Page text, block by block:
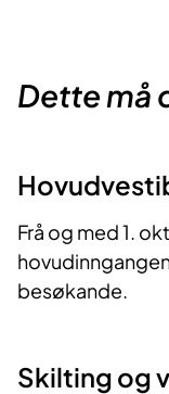
Dette må
Frå og med 1.
besøkande.
Skilting og